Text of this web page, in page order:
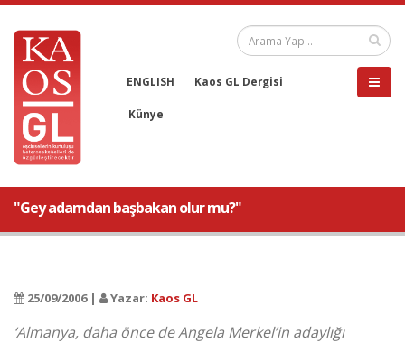
ENGLISH Kaos GL Dergisi
Künye
"Gey adamdan başbakan olur mu?"
25/09/2006 | Yazar: Kaos GL
‘Almanya, daha önce de Angela Merkel’in adaylığı